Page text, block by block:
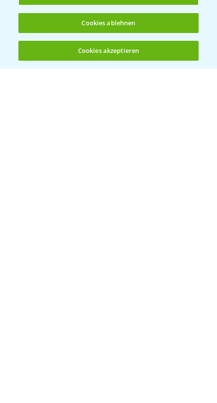
(noch 4)
LINKS
Apps
Wetter Aktuell
Cookies ablehnen
Cookies akzeptieren